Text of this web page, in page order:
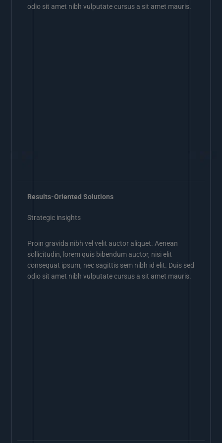
odio sit amet nibh vulputate cursus a sit amet mauris.
Results-Oriented Solutions
Strategic insights
Proin gravida nibh vel velit auctor aliquet. Aenean
sollicitudin, lorem quis bibendum auctor, nisi elit
consequat ipsum, nec sagittis sem nibh id elit. Duis sed
odio sit amet nibh vulputate cursus a sit amet mauris.